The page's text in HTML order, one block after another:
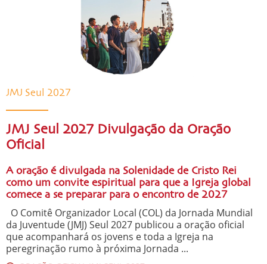
JMJ Seul 2027
JMJ Seul 2027 Divulgação da Oração
Oficial
A oração é divulgada na Solenidade de Cristo Rei
como um convite espiritual para que a Igreja global
comece a se preparar para o encontro de 2027
O Comitê Organizador Local (COL) da Jornada Mundial
da Juventude (JMJ) Seul 2027 publicou a oração oficial
que acompanhará os jovens e toda a Igreja na
peregrinação rumo à próxima Jornada ...